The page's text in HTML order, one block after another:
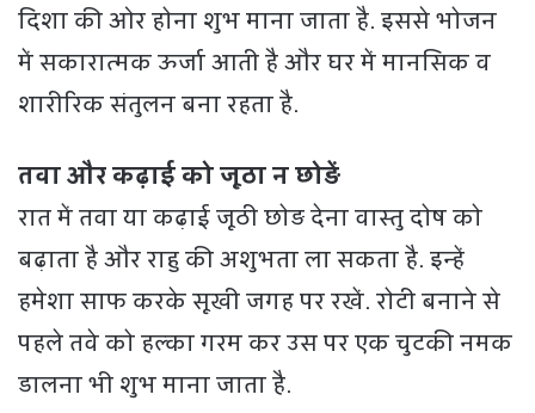
दिशा की ओर होना शुभ माना जाता है. इससे भोजन
में सकारात्मक ऊर्जा आती है और घर में मानसिक व
शारीरिक संतुलन बना रहता है.
तवा और कढ़ाई को जूठा न छोड़ें
रात में तवा या कढ़ाई जूठी छोड़ देना वास्तु दोष को
बढ़ाता है और राहु की अशुभता ला सकता है. इन्हें
हमेशा साफ करके सूखी जगह पर रखें. रोटी बनाने से
पहले तवे को हल्का गरम कर उस पर एक चुटकी नमक
डालना भी शुभ माना जाता है.